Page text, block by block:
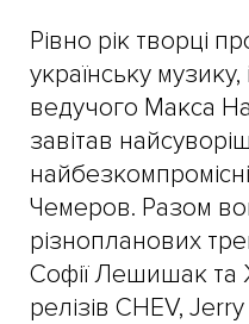
Рівно рік творці
українську
ведучого Макса
завітав
Чемеров. Разом
різнопланових
Софії Лешишак та
релізів CHEV,